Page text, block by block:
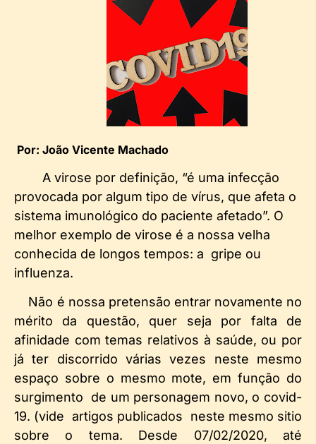
Por: João Vicente Machado
A virose por definição, “é uma infecção
provocada por algum tipo de vírus, que afeta o
sistema imunológico do paciente afetado”. O
melhor exemplo de virose é a nossa velha
conhecida de longos tempos: a gripe ou
influenza.
Não é nossa pretensão entrar novamente no
mérito da questão, quer seja por falta de
afinidade com temas relativos à saúde, ou por
já ter discorrido várias vezes neste mesmo
espaço sobre o mesmo mote, em função do
surgimento de um personagem novo, o covid-
19. (vide artigos publicados neste mesmo sitio
sobre o tema. Desde 07/02/2020, até